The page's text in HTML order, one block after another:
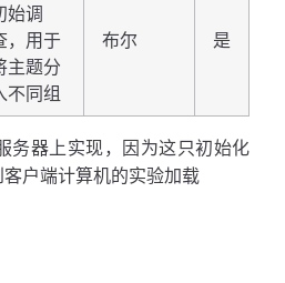
始调
，用于
主题分
不同组
布尔 是
务器上实现，因为这只初始化
户端计算机的实验加载